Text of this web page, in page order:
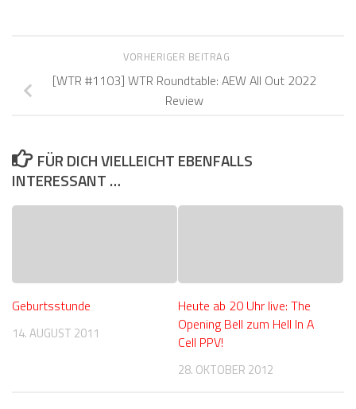
VORHERIGER BEITRAG
[WTR #1103] WTR Roundtable: AEW All Out 2022
Review
FÜR DICH VIELLEICHT EBENFALLS
INTERESSANT …
Geburtsstunde
14. AUGUST 2011
Heute ab 20 Uhr live: The
Opening Bell zum Hell In A
Cell PPV!
28. OKTOBER 2012